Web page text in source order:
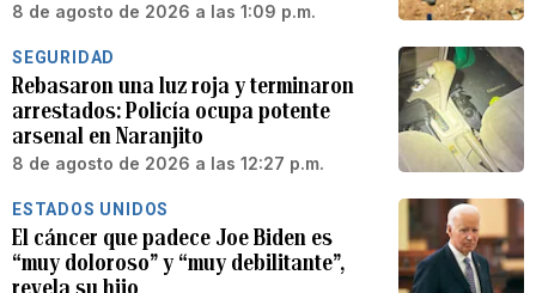
8 de agosto de 2026 a las 1:09 p.m.
SEGURIDAD
Rebasaron una luz roja y terminaron
arrestados: Policía ocupa potente
arsenal en Naranjito
8 de agosto de 2026 a las 12:27 p.m.
ESTADOS UNIDOS
El cáncer que padece Joe Biden es
“muy doloroso” y “muy debilitante”,
revela su hijo